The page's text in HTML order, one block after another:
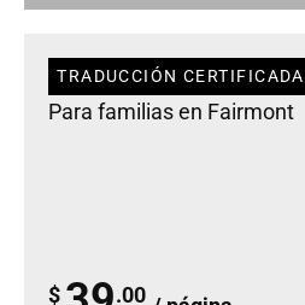
TRADUCCIÓN CERTIFICADA
Para familias en Fairmont
$ .00